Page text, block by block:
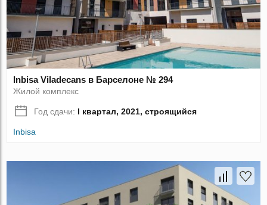
Inbisa Viladecans в Барселоне № 294
Жилой комплекс
Год сдачи: I квартал, 2021, строящийся
Inbisa